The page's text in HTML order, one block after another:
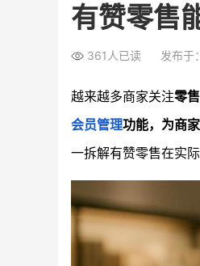
有赞零售
361人已读 发布
越来越多商家关注零
会员管理功能，为商
一拆解有赞零售在实